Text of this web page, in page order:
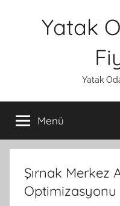
Yatak
Yatak
Menü
Şırnak Merkez
Optimizasyonu